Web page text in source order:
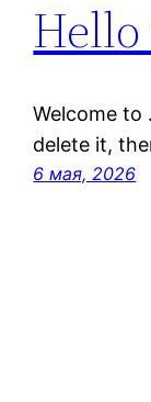
Welcome to
delete it,
6 мая, 2026